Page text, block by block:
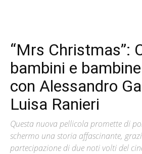
“Mrs Christmas”:
bambini e
con Alessandro
Luisa Ranieri
Questa nuova pellicola promette di
schermo una storia affascinante,
partecipazione di due noti volti del